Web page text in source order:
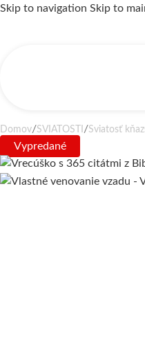
Skip to navigation Skip to
Domov/SVIATOSTI /Sviatosť
Vypredané